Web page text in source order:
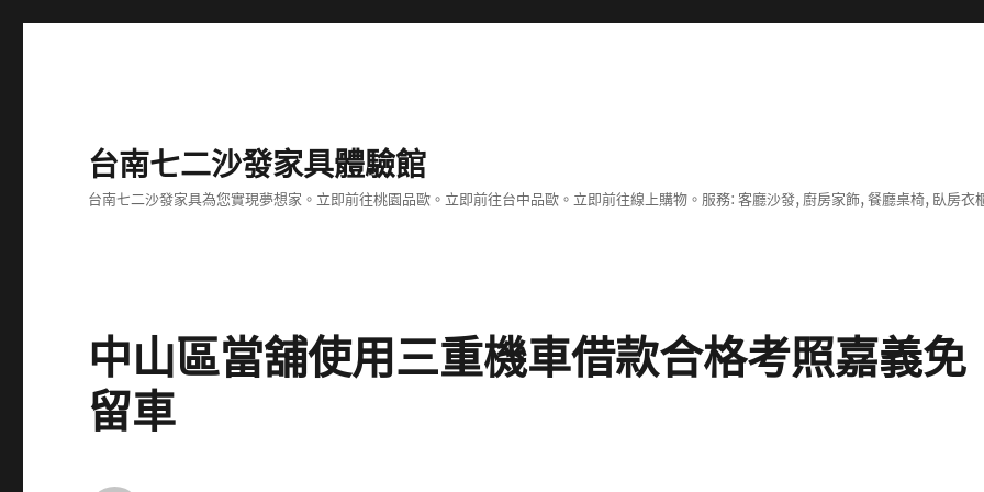
台南七二沙發家具體驗館
台南七二沙發家具為您實現夢想家。立即前往桃園品歐。立即前往台中品歐。立即前往線上購物。服務: 客廳沙發, 廚房家飾, 餐廳桌椅, 臥房衣
中山區當舖使用三重機車借款合格考照嘉義免
留車